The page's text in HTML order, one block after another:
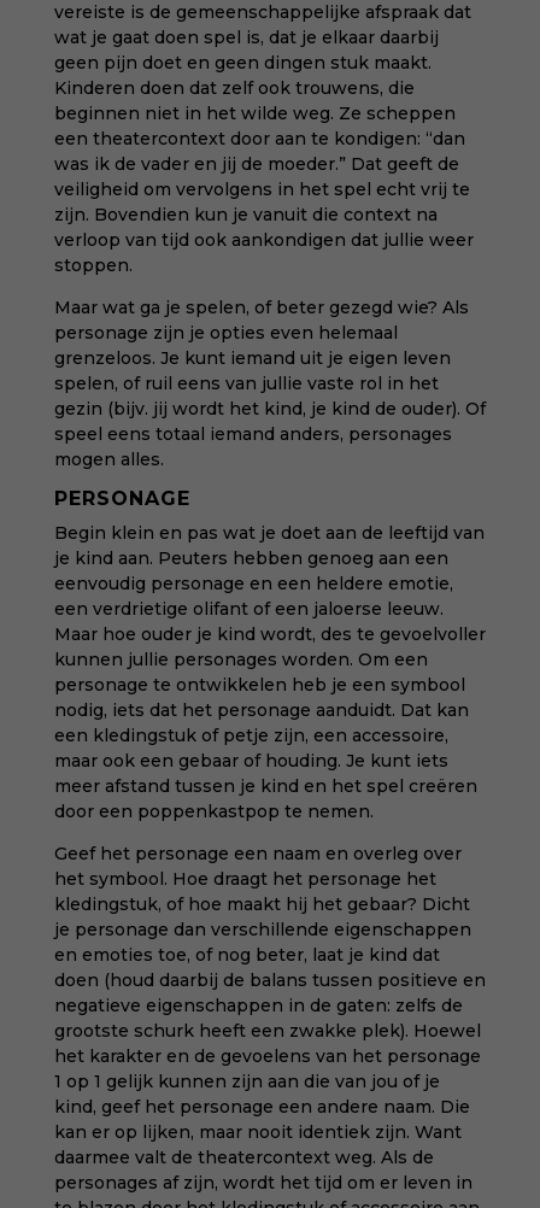
vereiste is de gemeenschappelijke afspraak dat
wat je gaat doen spel is, dat je elkaar daarbij
geen pijn doet en geen dingen stuk maakt.
Kinderen doen dat zelf ook trouwens, die
beginnen niet in het wilde weg. Ze scheppen
een theatercontext door aan te kondigen: “dan
was ik de vader en jij de moeder.” Dat geeft de
veiligheid om vervolgens in het spel echt vrij te
zijn. Bovendien kun je vanuit die context na
verloop van tijd ook aankondigen dat jullie weer
stoppen.
Maar wat ga je spelen, of beter gezegd wie? Als
personage zijn je opties even helemaal
grenzeloos. Je kunt iemand uit je eigen leven
spelen, of ruil eens van jullie vaste rol in het
gezin (bijv. jij wordt het kind, je kind de ouder). Of
speel eens totaal iemand anders, personages
mogen alles.
PERSONAGE
Begin klein en pas wat je doet aan de leeftijd van
je kind aan. Peuters hebben genoeg aan een
eenvoudig personage en een heldere emotie,
een verdrietige olifant of een jaloerse leeuw.
Maar hoe ouder je kind wordt, des te gevoelvoller
kunnen jullie personages worden. Om een
personage te ontwikkelen heb je een symbool
nodig, iets dat het personage aanduidt. Dat kan
een kledingstuk of petje zijn, een accessoire,
maar ook een gebaar of houding. Je kunt iets
meer afstand tussen je kind en het spel creëren
door een poppenkastpop te nemen.
Geef het personage een naam en overleg over
het symbool. Hoe draagt het personage het
kledingstuk, of hoe maakt hij het gebaar? Dicht
je personage dan verschillende eigenschappen
en emoties toe, of nog beter, laat je kind dat
doen (houd daarbij de balans tussen positieve en
negatieve eigenschappen in de gaten: zelfs de
grootste schurk heeft een zwakke plek). Hoewel
het karakter en de gevoelens van het personage
1 op 1 gelijk kunnen zijn aan die van jou of je
kind, geef het personage een andere naam. Die
kan er op lijken, maar nooit identiek zijn. Want
daarmee valt de theatercontext weg. Als de
personages af zijn, wordt het tijd om er leven in